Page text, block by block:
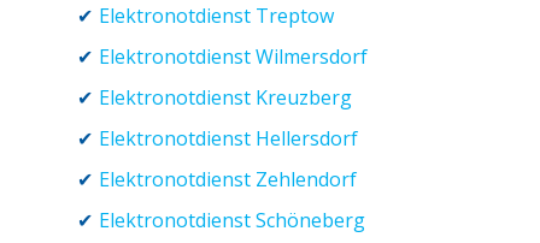
Elektronotdienst Treptow
Elektronotdienst Wilmersdorf
Elektronotdienst Kreuzberg
Elektronotdienst Hellersdorf
Elektronotdienst Zehlendorf
Elektronotdienst Schöneberg